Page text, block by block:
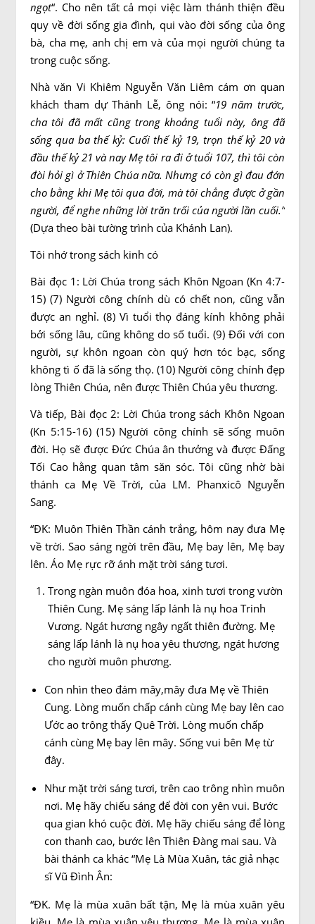
ngọt“. Cho nên tất cả mọi việc làm thánh thiện đều
quy về đời sống gia đình, qui vào đời sống của ông
bà, cha mẹ, anh chị em và của mọi người chúng ta
trong cuộc sống.
Nhà văn Vi Khiêm Nguyễn Văn Liêm cám ơn quan
khách tham dự Thánh Lễ, ông nói: “19 năm trước,
cha tôi đã mất cũng trong khoảng tuổi này, ông đã
sống qua ba thế kỷ: Cuối thế kỷ 19, trọn thế kỷ 20 và
đầu thế kỷ 21 và nay Mẹ tôi ra đi ở tuổi 107, thì tôi còn
đòi hỏi gì ở Thiên Chúa nữa. Nhưng có còn gì đau đớn
cho bằng khi Mẹ tôi qua đời, mà tôi chẳng được ở gần
người, để nghe những lời trăn trối của người lần cuối.”
(Dựa theo bài tường trình của Khánh Lan).
Tôi nhớ trong sách kinh có
Bài đọc 1: Lời Chúa trong sách Khôn Ngoan (Kn 4:7-
15) (7) Người công chính dù có chết non, cũng vẫn
được an nghỉ. (8) Vì tuổi thọ đáng kính không phải
bởi sống lâu, cũng không do số tuổi. (9) Ðối với con
người, sự khôn ngoan còn quý hơn tóc bạc, sống
không tì ố đã là sống thọ. (10) Người công chính đẹp
lòng Thiên Chúa, nên được Thiên Chúa yêu thương.
Và tiếp, Bài đọc 2: Lời Chúa trong sách Khôn Ngoan
(Kn 5:15-16) (15) Người công chính sẽ sống muôn
đời. Họ sẽ được Ðức Chúa ân thưởng và được Ðấng
Tối Cao hằng quan tâm săn sóc. Tôi cũng nhờ bài
thánh ca Mẹ Về Trời, của LM. Phanxicô Nguyễn
Sang.
“ĐK: Muôn Thiên Thần cánh trắng, hôm nay đưa Mẹ
về trời. Sao sáng ngời trên đầu, Mẹ bay lên, Mẹ bay
lên. Áo Mẹ rực rỡ ánh mặt trời sáng tươi.
Trong ngàn muôn đóa hoa, xinh tươi trong vườn
Thiên Cung. Mẹ sáng lấp lánh là nụ hoa Trinh
Vương. Ngát hương ngây ngất thiên đường. Mẹ
sáng lấp lánh là nụ hoa yêu thương, ngát hương
cho người muôn phương.
Con nhìn theo đám mây,mây đưa Mẹ về Thiên
Cung. Lòng muốn chấp cánh cùng Mẹ bay lên cao
Ước ao trông thấy Quê Trời. Lòng muốn chấp
cánh cùng Mẹ bay lên mây. Sống vui bên Mẹ từ
đây.
Như mặt trời sáng tươi, trên cao trông nhìn muôn
nơi. Mẹ hãy chiếu sáng để đời con yên vui. Bước
qua gian khó cuộc đời. Mẹ hãy chiếu sáng để lòng
con thanh cao, bước lên Thiên Đàng mai sau. Và
bài thánh ca khác “Mẹ Là Mùa Xuân, tác giả nhạc
sĩ Vũ Đình Ân:
“ĐK. Mẹ là mùa xuân bất tận, Mẹ là mùa xuân yêu